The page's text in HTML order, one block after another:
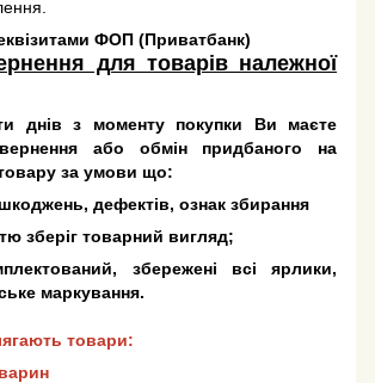
ФОП (Приватбанк)
для товарів належної
днів з моменту покупки Ви маєте
або обмін придбаного на
за умови що:
дефектів, ознак збирання
зберіг товарний вигляд;
збережені всі ярлики,
маркування.
товари: